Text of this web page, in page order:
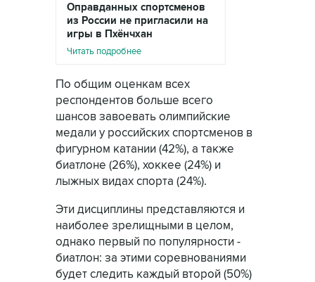
Оправданных спортсменов
из России не пригласили на
игры в Пхёнчхан
Читать подробнее
По общим оценкам всех
респондентов больше всего
шансов завоевать олимпийские
медали у российских спортсменов в
фигурном катании (42%), а также
биатлоне (26%), хоккее (24%) и
лыжных видах спорта (24%).
Эти дисциплины представляются и
наиболее зрелищными в целом,
однако первый по популярности -
биатлон: за этими соревнованиями
будет следить каждый второй (50%)